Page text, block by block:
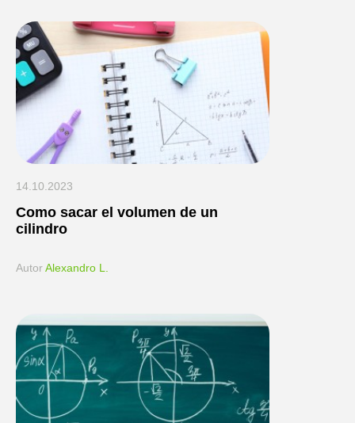
14.10.2023
Como sacar el volumen de un
cilindro
АutorAlexandro L.